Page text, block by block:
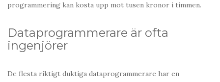
programmering kan kosta upp mot tusen kronor i timmen.
Dataprogrammerare är ofta
ingenjörer
De flesta riktigt duktiga dataprogrammerare har en